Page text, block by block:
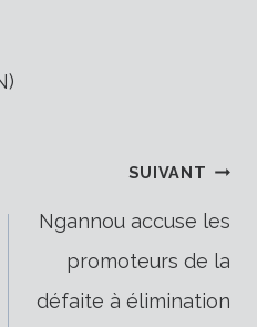
SUIVANT
Ngannou accuse les
promoteurs de la
défaite à élimination